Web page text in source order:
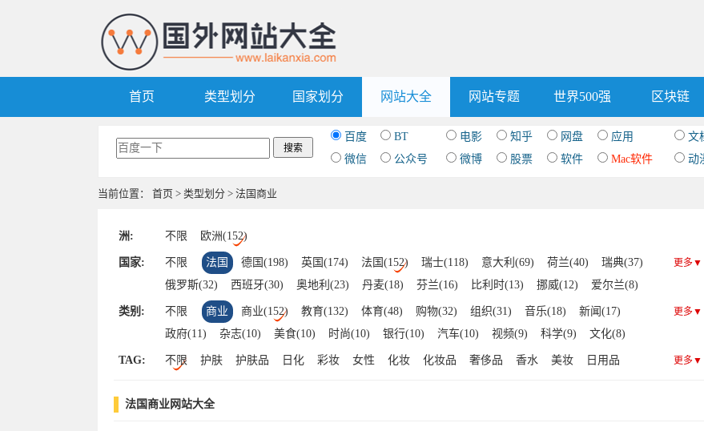
首页 类型划分 国家划分 网站大全 网站专题 世界500强 区块链
百度 BT 电影 知乎 网盘 应用 文
微信
公众号 微博 股票 软件 Mac软件 动
当前位置： 首页 > 类型划分 > 法国商业
洲: 不限 欧洲(152)
国家: 不限 法国 德国(198) 英国(174) 法国(152) 瑞士(118) 意大利(69) 荷兰(40)
瑞典(37)
俄罗斯(32)
西班牙(30) 奥地利(23) 丹麦(18) 芬兰(16) 比利时(13) 挪威(12)
爱尔兰(8)
卢森堡(7)
波兰(5) 希腊(5) 葡萄牙(4) 土耳其(4) 匈牙利(3) 罗马尼亚(2)
乌克兰(2)
摩纳哥(1)
阿尔巴尼亚(1) 捷克(1) 爱沙尼亚(1)
更多▼
类别: 不限 商业 商业(152) 教育(132) 体育(48) 购物(32) 组织(31) 音乐(18)
新闻(17)
政府(11)
杂志(10) 美食(10) 时尚(10) 银行(10) 汽车(10) 视频(9) 科学(9)
文化(8)
交通(7)
旅游(7) 动漫(6) 游戏(6) 军事(5) IT(5) 中文(4) 艺术(4) 博客(3)
门户(3)
摄影(1)
更多▼
TAG: 不限 护肤 护肤品 日化 彩妆 女性 化妆 化妆品 奢侈品 香水 美妆
日用品
铁公基
公用事业
更多▼
法国商业网站大全